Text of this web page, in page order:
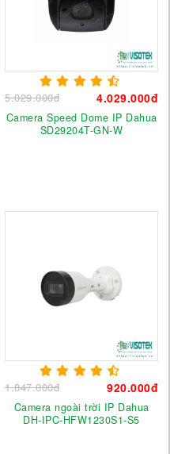
5.029.000đ 4.029.000đ
Camera Speed Dome IP Dahua
SD29204T-GN-W
1.847.000đ 920.000đ
Camera ngoài trời IP Dahua
DH-IPC-HFW1230S1-S5